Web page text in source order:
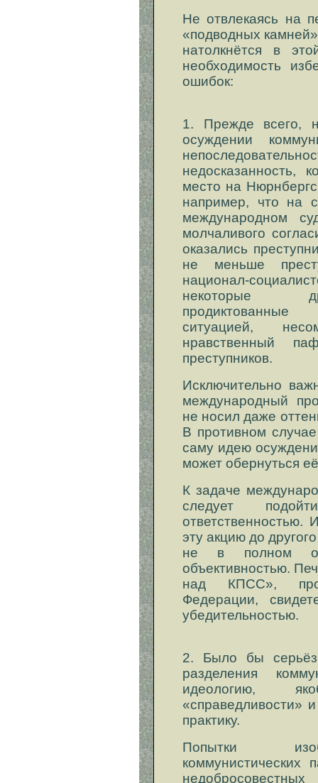
Не отвлекаясь на
«подводных
натолкнётся в
необходимость
ошибок:
1. Прежде всего,
осуждении
недосказанность,
место на
например, что на
международном
молчаливого
оказались
не меньше
национал-
некоторые
продиктованные
ситуацией,
нравственный
преступников.
Исключительно
международный
не носил даже
В противном случае
саму идею
может обернуться
К задаче
следует
эту акцию до
не в полном
объективностью.
над КПСС»,
Федерации,
убедительностью.
2. Было бы
разделения
идеологию,
«справедливости»
практику.
Попытки
коммунистических